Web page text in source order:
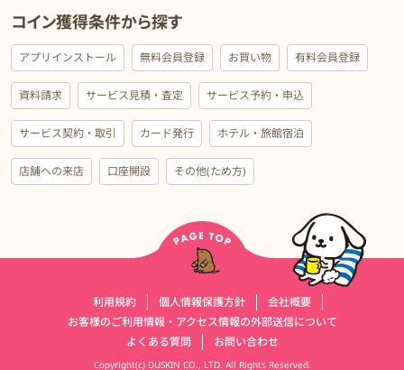
コイン獲得条件から探す
アプリインストール 無料会員登録 お買い物 有料会員登録
資料請求 サービス見積・査定 サービス予約・申込
サービス契約・取引 カード発行 ホテル・旅館宿泊
店舗への来店 口座開設 その他(ため方)
利用規約 個人情報保護方針
会社概要
お客様のご利用情報・アクセス情報の外部送信について
よくある質問
お問い合わせ
Copyright(c) DUSKIN CO., LTD. All Rights Reserved.